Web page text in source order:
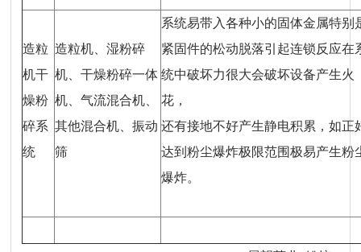
造粒
机干
燥粉
碎系
统
造粒机、湿粉碎
机、干燥粉碎一体
机、气流混合机、
其他混合机、振动
筛
系统易带入各种小的固体金属特别
紧固件的松动脱落引起连锁反应在
统中破坏力很大会破坏设备产生火
花，
还有接地不好产生静电积累，如正
达到粉尘爆炸极限范围极易产生粉
爆炸。